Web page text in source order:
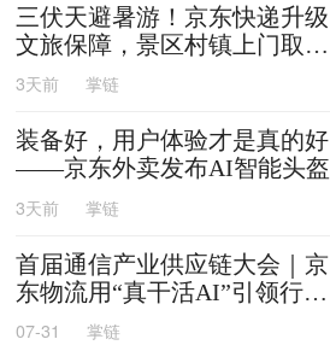
三伏天避暑游！京东快递升级
文旅保障，景区村镇上门取
送，机场车站行李直送
3天前 掌链
装备好，用户体验才是真的好
——京东外卖发布AI智能头盔
3天前 掌链
首届通信产业供应链大会｜京
东物流用“真干活AI”引领行业
迈入智能化时代
07-31 掌链